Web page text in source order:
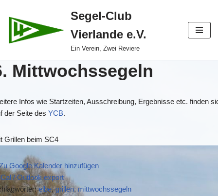
Zum
Inhalt
Segel-Club
Vierlande e.V.
Ein Verein, Zwei Reviere
Mittwochssegeln
Infos wie Startzeiten, Ausschreibung, Ergebnisse etc. finden
der Seite des YCB.
Grillen beim SC4
Google Kalender hinzufügen
/ Outlook export
elbe,grillen,mittwochssegeln